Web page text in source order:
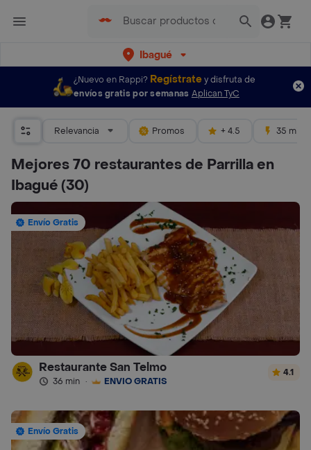
Ibagué
¿Nuevo en Rappi? Regístratey disfruta de
envíos gratis por semanas Aplican TyC
Relevancia Promos + 4.5 35 mins
Mejores 70 restaurantes de Parrilla en
Ibagué(30)
Envío Gratis
Restaurante San Telmo
36 min · ENVÍO GRATIS
4.1
Envío Gratis